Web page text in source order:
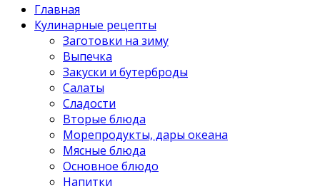
Главная
Кулинарные рецепты
Заготовки на зиму
Выпечка
Закуски и бутерброды
Салаты
Сладости
Вторые блюда
Морепродукты, дары океана
Мясные блюда
Основное блюдо
Напитки